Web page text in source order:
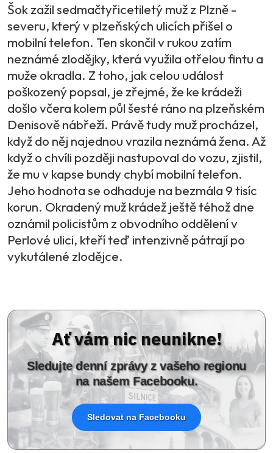
Šok zažil sedmačtyřicetiletý muž z Plzně -
severu, který v plzeňských ulicích přišel o
mobilní telefon. Ten skončil v rukou zatím
neznámé zlodějky, která využila otřelou fintu a
muže okradla. Z toho, jak celou událost
poškozený popsal, je zřejmé, že ke krádeži
došlo včera kolem půl šesté ráno na plzeňském
Denisově nábřeží. Právě tudy muž procházel,
když do něj najednou vrazila neznámá žena. Až
když o chvíli později nastupoval do vozu, zjistil,
že mu v kapse bundy chybí mobilní telefon.
Jeho hodnota se odhaduje na bezmála 9 tisíc
korun. Okradený muž krádež ještě téhož dne
oznámil policistům z obvodního oddělení v
Perlové ulici, kteří teď intenzivně pátrají po
vykutálené zlodějce.
Ať vám nic neunikne!
Sledujte denní zprávy z vašeho regionu
na našem Facebooku.
Sledovat na Facebooku